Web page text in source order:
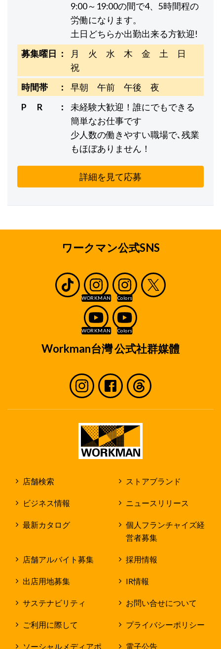
9:00～19:00の間で4、5時間程の
労働になります。
土日どちらか出勤出来る方歓迎!
募集曜日
月 火 水 木 金 土 日
祝
時間帯
早朝 午前 午後 夜
P R
未経験大歓迎！誰にでもできる
簡単なお仕事です
少人数の働きやすい職場で､残業
もほぼありません！
詳細を見て応募
ワークマン公式SNS
Workman台灣 公式社群媒體
店舗検索 ストアブランド
ビジネス情報 ニュースリリース
最新カタログ
個人フランチャイズ経
営者募集
店舗アルバイト募集 採用情報
出店用地募集 IR情報
サステナビリティ お問い合せについて
ご利用に際して プライバシーポリシー
ソーシャルメディアポ 電子公告